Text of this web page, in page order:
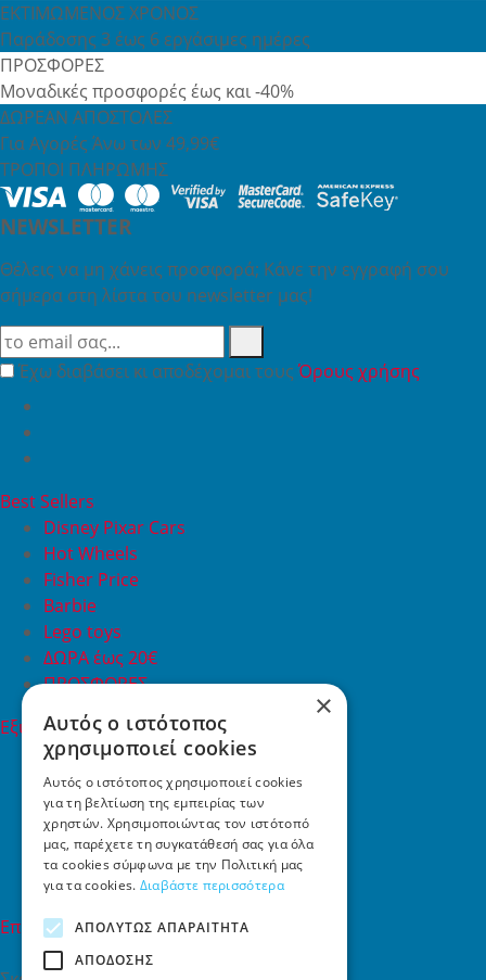
ΕΚΤΙΜΩΜΕΝΟΣ ΧΡΟΝΟΣ
Παράδοσης 3 έως 6 εργάσιμες ημέρες
ΠΡΟΣΦΟΡΕΣ
Μοναδικές προσφορές έως και -40%
ΔΩΡΕΑΝ ΑΠΟΣΤΟΛΕΣ
Για Αγορές Άνω των 49,99€
ΤΡΟΠΟΙ ΠΛΗΡΩΜΗΣ
NEWSLETTER
Θέλεις να μη χάνεις προσφορά; Κάνε την εγγραφή σου
σήμερα στη λίστα του newsletter μας!
Έχω διαβάσει κι αποδέχομαι τουςΌρους χρήσης
Best Sellers
Disney Pixar Cars
Hot Wheels
Fisher Price
Barbie
Lego toys
ΔΩΡΑ έως 20€
ΠΡΟΣΦΟΡΕΣ
Εξυπηρέτηση Πελατών
Εξυπηρέτηση πελατών
Συχνές ερωτήσεις
Όροι χρήσης
Τρόποι Πληρωμής
Επιστροφές
Επικοινωνία
Επικοινωνία
×
Αυτός ο ιστότοπος
χρησιμοποιεί cookies
Αυτός ο ιστότοπος χρησιμοποιεί cookies
για τη βελτίωση της εμπειρίας των
χρηστών. Χρησιμοποιώντας τον ιστότοπό
μας, παρέχετε τη συγκατάθεσή σας για όλα
τα cookies σύμφωνα με την Πολιτική μας
για τα cookies. Διαβάστε περισσότερα
ΑΠΟΛΎΤΩΣ ΑΠΑΡΑΊΤΗΤΑ
ΑΠΌΔΟΣΗΣ